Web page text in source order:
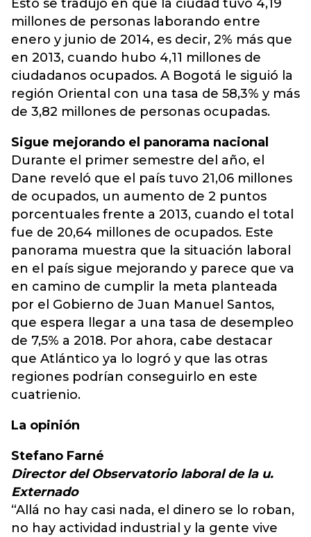
Esto se tradujo en que la ciudad tuvo 4,19
millones de personas laborando entre
enero y junio de 2014, es decir, 2% más que
en 2013, cuando hubo 4,11 millones de
ciudadanos ocupados. A Bogotá le siguió la
región Oriental con una tasa de 58,3% y más
de 3,82 millones de personas ocupadas.
Sigue mejorando el panorama nacional
Durante el primer semestre del año, el
Dane reveló que el país tuvo 21,06 millones
de ocupados, un aumento de 2 puntos
porcentuales frente a 2013, cuando el total
fue de 20,64 millones de ocupados. Este
panorama muestra que la situación laboral
en el país sigue mejorando y parece que va
en camino de cumplir la meta planteada
por el Gobierno de Juan Manuel Santos,
que espera llegar a una tasa de desempleo
de 7,5% a 2018. Por ahora, cabe destacar
que Atlántico ya lo logró y que las otras
regiones podrían conseguirlo en este
cuatrienio.
La opinión
Stefano Farné
Director del Observatorio laboral de la u.
Externado
“Allá no hay casi nada, el dinero se lo roban,
no hay actividad industrial y la gente vive